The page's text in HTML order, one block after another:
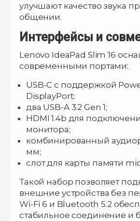
улучшают качество звука
общении.
Интерфейсы и
Lenovo IdeaPad Slim 16
современными портами:
USB-C с поддержкой
DisplayPort;
два USB-A 3.2 Gen 1;
HDMI 1.4b для
монитора;
комбинированный
мм;
слот для карты памяти
Такой набор позволяет
внешние устройства без
Wi-Fi 6 и Bluetooth 5.2
стабильное соединение и